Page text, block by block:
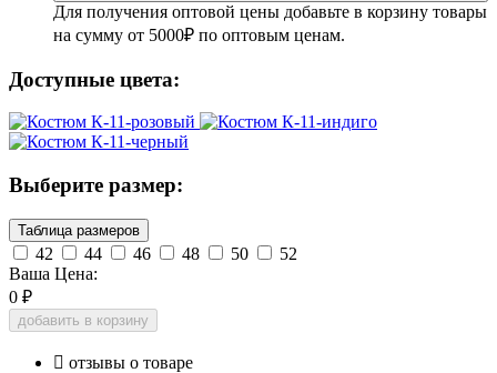
Для получения оптовой цены добавьте в корзину товары
на сумму от 5000₽ по оптовым ценам.
Доступные цвета:
Выберите размер:
Таблица размеров
42 44 46 48 50
52
Ваша Цена:
0 ₽
добавить в корзину
 отзывы о товаре